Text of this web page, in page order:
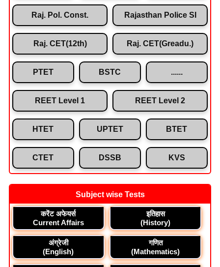
Raj. Pol. Const. Rajasthan Police SI
Raj. CET(12th) Raj. CET(Greadu.)
PTET BSTC
REET Level 1 REET Level 2
HTET UPTET BTET
CTET DSSB KVS
Subject wise Tests
करेंट अफेयर्स
Current Affairs
इतिहास
(History)
अंग्रेजी
(English)
गणित
(Mathematics)